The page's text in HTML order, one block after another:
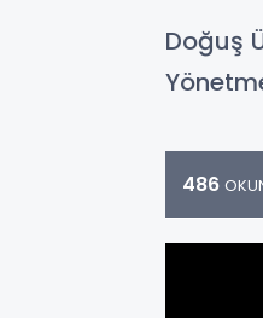
Doğuş
486